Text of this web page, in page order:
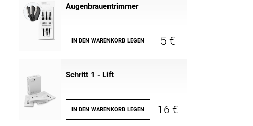
Augenbrauentrimmer
IN DEN WARENKORB LEGEN 5 €
Schritt 1 - Lift
IN DEN WARENKORB LEGEN 16 €